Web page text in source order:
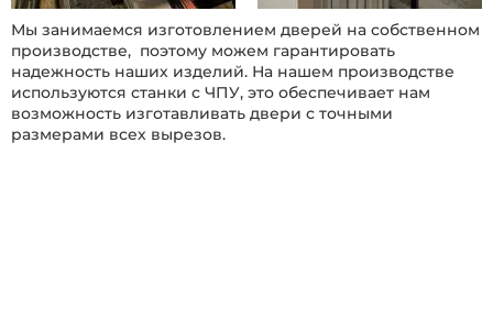
Мы занимаемся изготовлением дверей на собственном
производстве, поэтому можем гарантировать
надежность наших изделий. На нашем производстве
используются станки с ЧПУ, это обеспечивает нам
возможность изготавливать двери с точными
размерами всех вырезов.